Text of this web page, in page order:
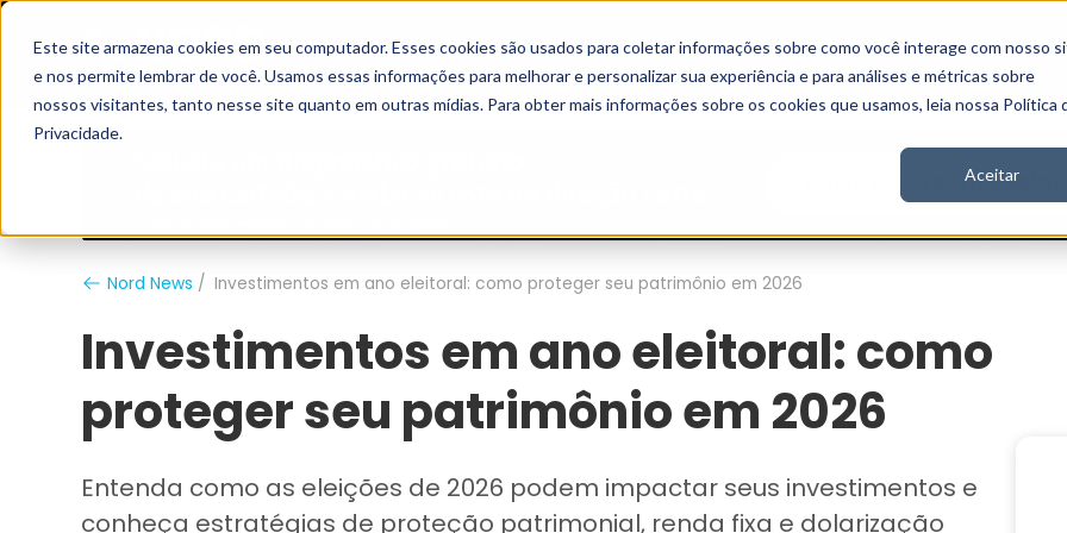
Este site armazena cookies em seu computador. Esses cookies são usados para coletar informações sobre como você interage com nosso
e nos permite lembrar de você. Usamos essas informações para melhorar e personalizar sua experiência e para análises e métricas sobre
nossos visitantes, tanto nesse site quanto em outras mídias. Para obter mais informações sobre os cookies que usamos, leia nossa Política
Privacidade.
Aceitar
Grupo Nord Analistas Vídeos Stories Inscreva-se
Nord News Investimentos em ano eleitoral: como proteger seu patrimônio em 2026
Investimentos em ano eleitoral: como
proteger seu patrimônio em 2026
Entenda como as eleições de 2026 podem impactar seus investimentos e
conheça estratégias de proteção patrimonial, renda fixa e dolarização